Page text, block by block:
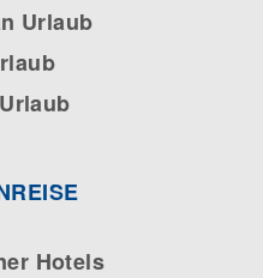
Urlaub
Hotels